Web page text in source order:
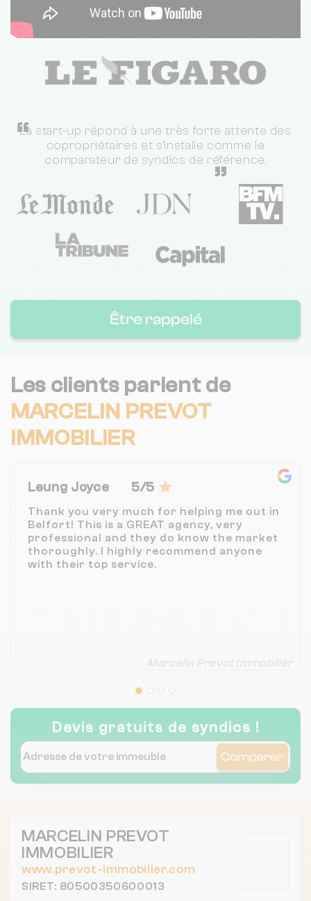
“
La start-up répond à une très forte attente des
copropriétaires et s'installe comme le
comparateur de syndics de référence.
”
Être rappelé
Les clients parlent de
MARCELIN PREVOT
IMMOBILIER
Leung Joyce 5/5
Thank you very much for helping me out in
Belfort! This is a GREAT agency, very
professional and they do know the market
thoroughly. I highly recommend anyone
with their top service.
Marcelin Prevot Immobilier
Devis gratuits de syndics !
Comparer
MARCELIN PREVOT
IMMOBILIER
www.prevot-immobilier.com
SIRET: 80500350600013